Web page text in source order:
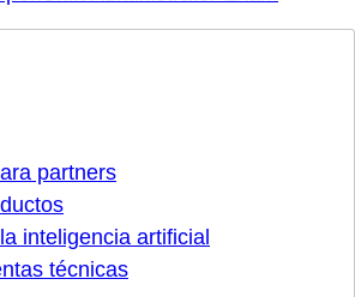
partners
inteligencia artificial
técnicas